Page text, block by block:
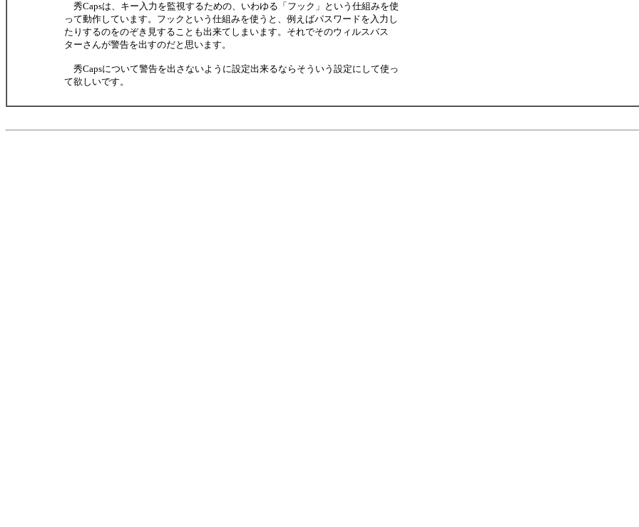
秀Capsは、キー入力を監視するための、いわゆる「フック」という仕組みを使
って動作しています。フックという仕組みを使うと、例えばパスワードを入力し
たりするのをのぞき見することも出来てしまいます。それでそのウィルスバス
ターさんが警告を出すのだと思います。
秀Capsについて警告を出さないように設定出来るならそういう設定にして使っ
て欲しいです。